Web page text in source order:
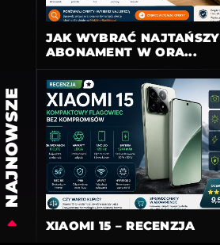
NAJNOWSZE
JAK WYBRAĆ NAJTAŃSZY
ABONAMENT W ORA...
XIAOMI 15 – RECENZJA